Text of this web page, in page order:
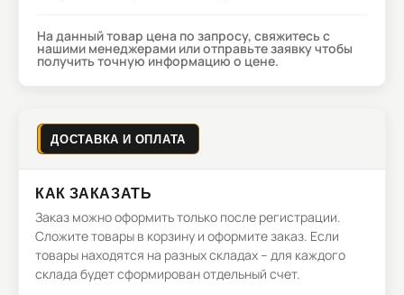
На данный товар цена по запросу, свяжитесь с
нашими менеджерами или отправьте заявку чтобы
получить точную информацию о цене.
ДОСТАВКА И ОПЛАТА
КАК ЗАКАЗАТЬ
Заказ можно оформить только после регистрации.
Сложите товары в корзину и оформите заказ. Если
товары находятся на разных складах – для каждого
склада будет сформирован отдельный счет.